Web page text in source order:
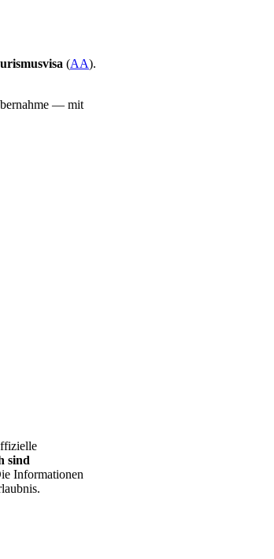
(AA).
— mit
sind
Informationen